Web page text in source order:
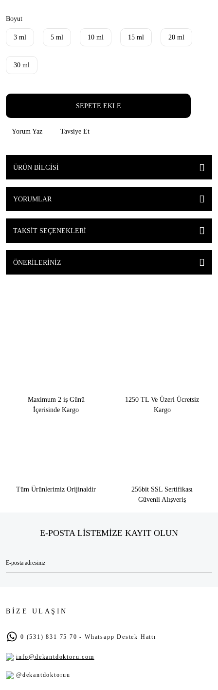
Boyut
3 ml 5 ml 10 ml 15 ml 20 ml
30 ml
SEPETE EKLE
Yorum Yaz Tavsiye Et
ÜRÜN BILGISI
YORUMLAR
TAKSIT SEÇENEKLERI
ÖNERILERINIZ
Maximum 2 iş Günü
İçerisinde Kargo
1250 TL Ve Üzeri Ücretsiz
Kargo
Tüm Ürünlerimiz Orijinaldir
256bit SSL Sertifikası
Güvenli Alışveriş
E-POSTA LİSTEMİZE KAYIT OLUN
BİZE ULAŞIN
0 (531) 831 75 70 - Whatsapp Destek Hattı
info@dekantdoktoru.com
@dekantdoktoruu